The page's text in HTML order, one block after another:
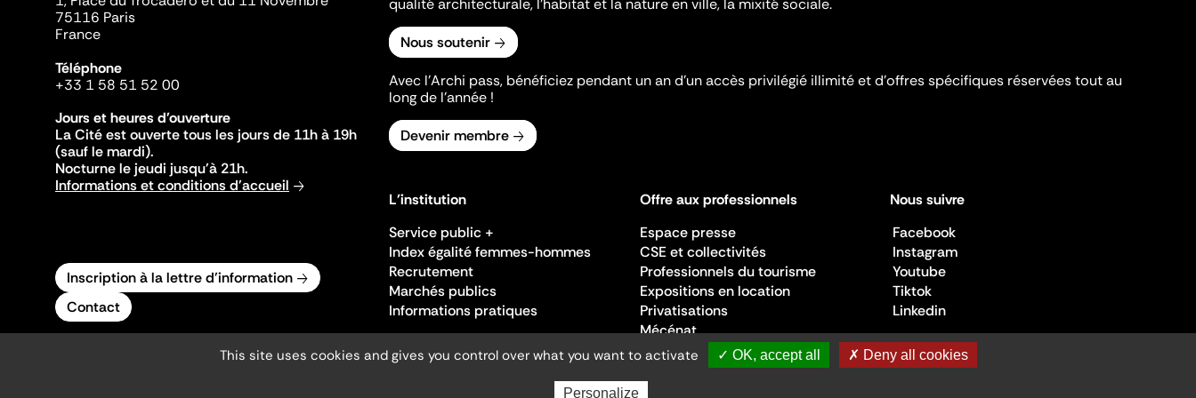
75116 Paris
France
Téléphone
+33 1 58 51 52 00
Jours et heures d'ouverture
La Cité est ouverte tous les jours de 11h à 19h
(sauf le mardi).
Nocturne le jeudi jusqu'à 21h.
Informations et conditions d'accueil
Inscription à la lettre d'information
Contact
qualité architecturale, l'habitat et la nature en ville, la mixité sociale.
Nous soutenir
Avec l’Archi pass, bénéficiez pendant un an d’un accès privilégié illimité et d’offres spécifiques réservées tout au
long de l’année !
Devenir membre
L'institution
Service public +
Index égalité femmes-hommes
Recrutement
Marchés publics
Informations pratiques
Offre aux professionnels
Espace presse
CSE et collectivités
Professionnels du tourisme
Expositions en location
Privatisations
Mécénat
Nous suivre
Facebook
Instagram
Youtube
Tiktok
Linkedin
This site uses cookies and gives you control over what you want to activate ✓ OK, accept all ✗ Deny all cookies
Personalize